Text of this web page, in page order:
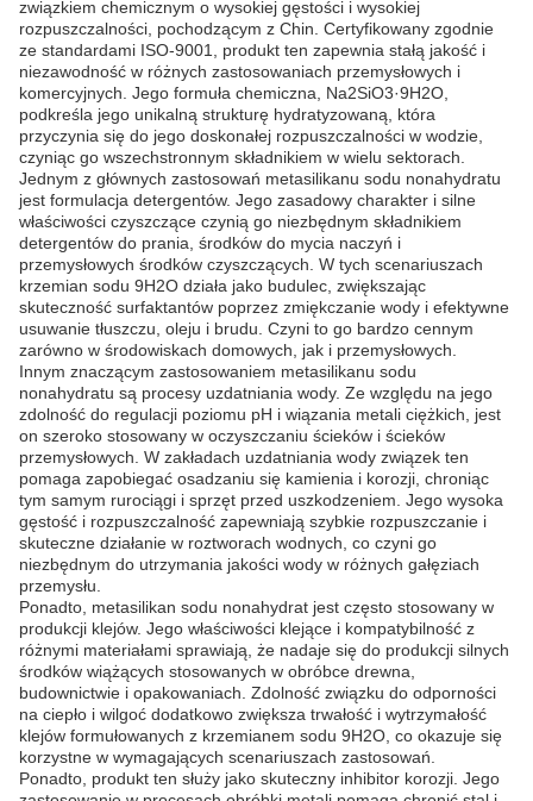
związkiem chemicznym o wysokiej gęstości i wysokiej
rozpuszczalności, pochodzącym z Chin. Certyfikowany zgodnie
ze standardami ISO-9001, produkt ten zapewnia stałą jakość i
niezawodność w różnych zastosowaniach przemysłowych i
komercyjnych. Jego formuła chemiczna, Na2SiO3·9H2O,
podkreśla jego unikalną strukturę hydratyzowaną, która
przyczynia się do jego doskonałej rozpuszczalności w wodzie,
czyniąc go wszechstronnym składnikiem w wielu sektorach.
Jednym z głównych zastosowań metasilikanu sodu nonahydratu
jest formulacja detergentów. Jego zasadowy charakter i silne
właściwości czyszczące czynią go niezbędnym składnikiem
detergentów do prania, środków do mycia naczyń i
przemysłowych środków czyszczących. W tych scenariuszach
krzemian sodu 9H2O działa jako budulec, zwiększając
skuteczność surfaktantów poprzez zmiękczanie wody i efektywne
usuwanie tłuszczu, oleju i brudu. Czyni to go bardzo cennym
zarówno w środowiskach domowych, jak i przemysłowych.
Innym znaczącym zastosowaniem metasilikanu sodu
nonahydratu są procesy uzdatniania wody. Ze względu na jego
zdolność do regulacji poziomu pH i wiązania metali ciężkich, jest
on szeroko stosowany w oczyszczaniu ścieków i ścieków
przemysłowych. W zakładach uzdatniania wody związek ten
pomaga zapobiegać osadzaniu się kamienia i korozji, chroniąc
tym samym rurociągi i sprzęt przed uszkodzeniem. Jego wysoka
gęstość i rozpuszczalność zapewniają szybkie rozpuszczanie i
skuteczne działanie w roztworach wodnych, co czyni go
niezbędnym do utrzymania jakości wody w różnych gałęziach
przemysłu.
Ponadto, metasilikan sodu nonahydrat jest często stosowany w
produkcji klejów. Jego właściwości klejące i kompatybilność z
różnymi materiałami sprawiają, że nadaje się do produkcji silnych
środków wiążących stosowanych w obróbce drewna,
budownictwie i opakowaniach. Zdolność związku do odporności
na ciepło i wilgoć dodatkowo zwiększa trwałość i wytrzymałość
klejów formułowanych z krzemianem sodu 9H2O, co okazuje się
korzystne w wymagających scenariuszach zastosowań.
Ponadto, produkt ten służy jako skuteczny inhibitor korozji. Jego